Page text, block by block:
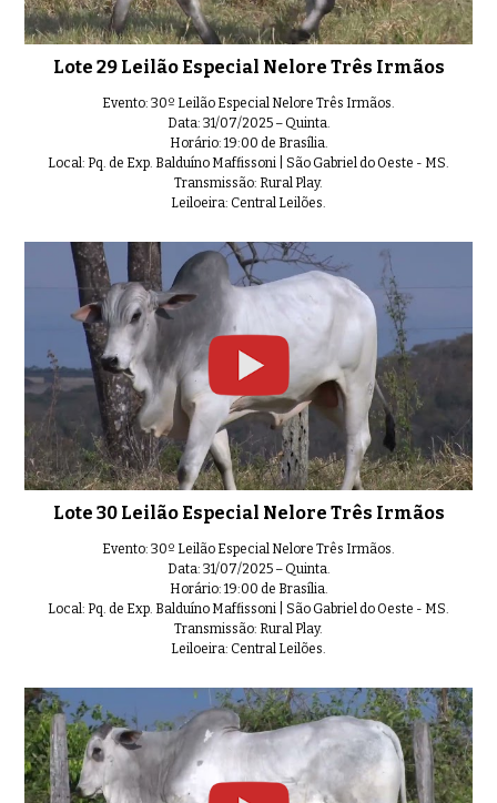
Lote 29 Leilão Especial Nelore Três Irmãos
Evento: 30º Leilão Especial Nelore Três Irmãos.
Data: 31/07/2025 – Quinta.
Horário: 19:00 de Brasília.
Local: Pq. de Exp. Balduíno Maffissoni | São Gabriel do Oeste - MS.
Transmissão: Rural Play.
Leiloeira: Central Leilões.
Lote 30 Leilão Especial Nelore Três Irmãos
Evento: 30º Leilão Especial Nelore Três Irmãos.
Data: 31/07/2025 – Quinta.
Horário: 19:00 de Brasília.
Local: Pq. de Exp. Balduíno Maffissoni | São Gabriel do Oeste - MS.
Transmissão: Rural Play.
Leiloeira: Central Leilões.